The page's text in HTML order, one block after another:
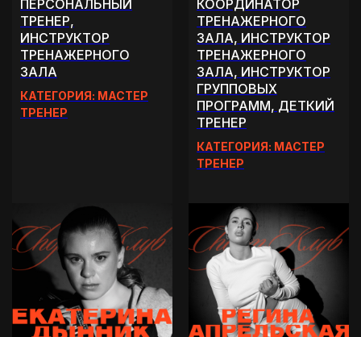
ПЕРСОНАЛЬНЫЙ
ТРЕНЕР,
ИНСТРУКТОР
ТРЕНАЖЕРНОГО
ЗАЛА
КАТЕГОРИЯ: МАСТЕР
ТРЕНЕР
КООРДИНАТОР
ТРЕНАЖЕРНОГО
ЗАЛА, ИНСТРУКТОР
ТРЕНАЖЕРНОГО
ЗАЛА, ИНСТРУКТОР
ГРУППОВЫХ
ПРОГРАММ, ДЕТКИЙ
ТРЕНЕР
КАТЕГОРИЯ: МАСТЕР
ТРЕНЕР